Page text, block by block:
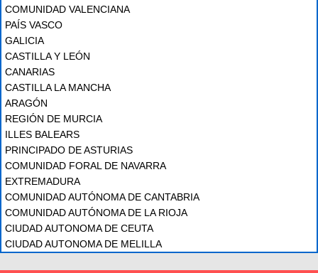
COMUNIDAD VALENCIANA
PAÍS VASCO
GALICIA
CASTILLA Y LEÓN
CANARIAS
CASTILLA LA MANCHA
ARAGÓN
REGIÓN DE MURCIA
ILLES BALEARS
PRINCIPADO DE ASTURIAS
COMUNIDAD FORAL DE NAVARRA
EXTREMADURA
COMUNIDAD AUTÓNOMA DE CANTABRIA
COMUNIDAD AUTÓNOMA DE LA RIOJA
CIUDAD AUTONOMA DE CEUTA
CIUDAD AUTONOMA DE MELILLA